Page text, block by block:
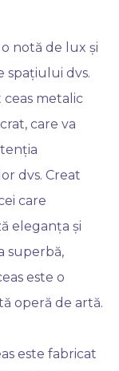
notă de lux și
spațiului dvs.
ceas metalic
care va
dvs. Creat
care
eleganța și
superbă,
este o
operă de artă.
este fabricat